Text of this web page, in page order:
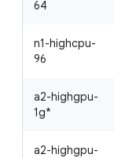
64
n1-highcpu-
96
a2-highgpu-
1g*
a2-highgpu-